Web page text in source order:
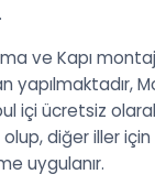
ve Kapı
yapılmaktadır,
içi ücretsiz
diğer iller için
uygulanır.